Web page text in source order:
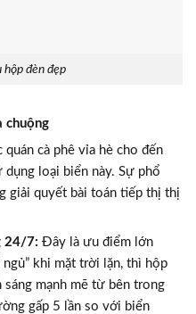
hộp đèn đẹp
chuộng
quán cà phê vỉa hè cho đến
loại biển này. Sự phổ
giải quyết bài toán tiếp thị thị
24/7: Đây là ưu điểm lớn
khi mặt trời lặn, thì hộp
sáng mạnh mẽ từ bên trong
gấp 5 lần so với biển